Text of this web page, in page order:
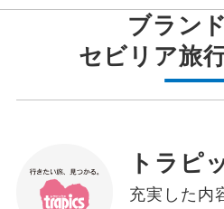
ブラン
セビリア旅
トラピ
充実した内